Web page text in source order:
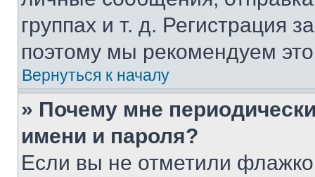
группах и т. д. Регистрация
поэтому мы рекомендуем
Вернуться к началу
» Почему мне
имени и пароля?
Если вы не отметили